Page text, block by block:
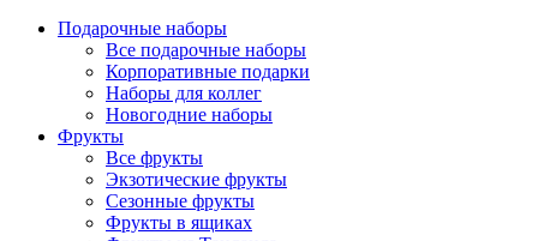
Подарочные наборы
Все подарочные наборы
Корпоративные подарки
Наборы для коллег
Новогодние наборы
Фрукты
Все фрукты
Экзотические фрукты
Сезонные фрукты
Фрукты в ящиках